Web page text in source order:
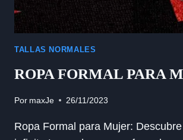
TALLAS NORMALES
ROPA FORMAL PARA
Por maxJe 26/11/2023
Ropa Formal para Mujer: